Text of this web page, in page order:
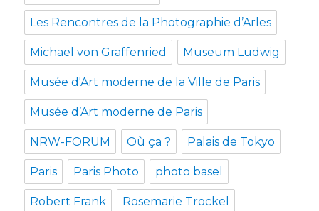
Les Rencontres de la Photographie d’Arles
Michael von Graffenried Museum Ludwig
Musée d'Art moderne de la Ville de Paris
Musée d’Art moderne de Paris
NRW-FORUM Où ça ? Palais de Tokyo
Paris Paris Photo photo basel
Robert Frank Rosemarie Trockel